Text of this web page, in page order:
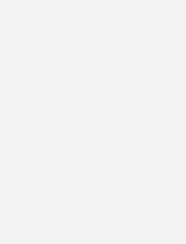
und